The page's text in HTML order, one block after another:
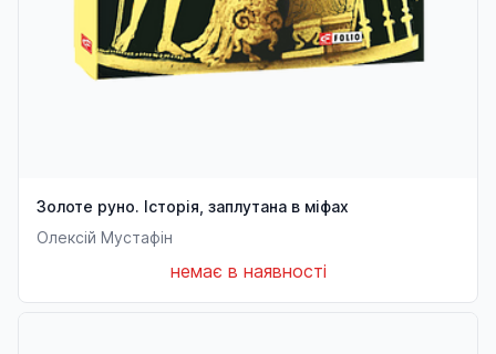
Золоте руно. Історія, заплутана в міфах
Олексій Мустафін
немає в наявності